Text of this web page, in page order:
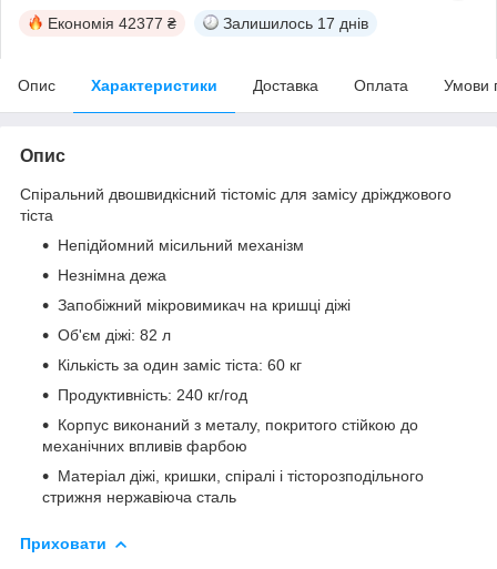
Економія 42377 ₴ Залишилось 17 днів
Опис Характеристики Доставка Оплата Умови
Опис
Спіральний двошвидкісний тістоміс для замісу дріжджового
тіста
Непідйомний місильний механізм
Незнімна дежа
Запобіжний мікровимикач на кришці діжі
Об'єм діжі: 82 л
Кількість за один заміс тіста: 60 кг
Продуктивність: 240 кг/год
Корпус виконаний з металу, покритого стійкою до
механічних впливів фарбою
Матеріал діжі, кришки, спіралі і тісторозподільного
стрижня нержавіюча сталь
Приховати